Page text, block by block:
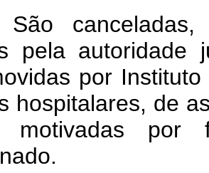
canceladas,
pela autoridade
por
hospitalares, de
motivadas por